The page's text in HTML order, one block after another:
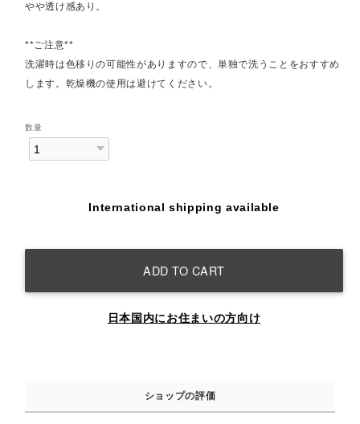
やや透け感あり。
**ご注意**
洗濯時は色移りの可能性がありますので、単独で洗うことをおすすめ
します。乾燥機の使用は避けてください。
数量
International shipping available
ADD TO CART
日本国内にお住まいの方向け
ショップの評価